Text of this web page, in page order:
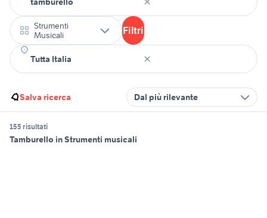
Strumenti
Musicali
Filtri
Salva ricerca Dal più rilevante
155 risultati
Tamburello in Strumenti musicali